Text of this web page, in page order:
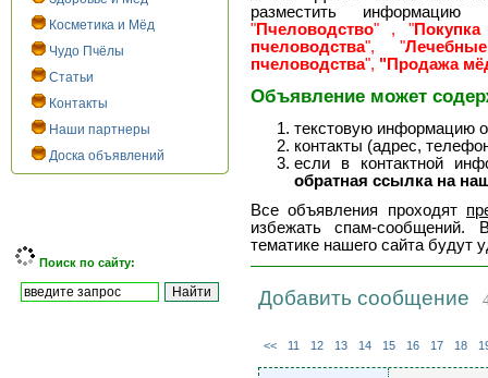
Косметика и Мёд
Чудо Пчёлы
Статьи
Контакты
Наши партнеры
Доска объявлений
Поиск по сайту:
разместить
"Пчеловодство" , "
пчеловодства", "
пчеловодства", "Продажа
Объявление может
текстовую информацию
контакты (адрес,
если в контактной
обратная ссылка на
Все объявления проходят
избежать спам-сообщений.
тематике нашего сайта будут
Добавить сообщение
<< 11 12 13 14 15 16 17 18